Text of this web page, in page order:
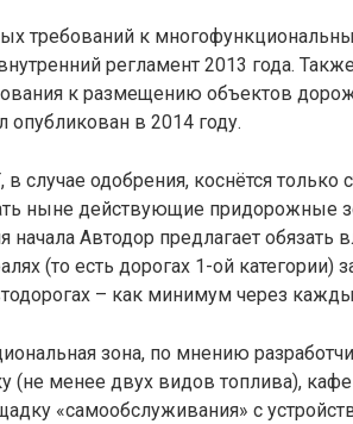
требований к
регламент 2013 года.
к размещению объектов
опубликован в 2014 году.
случае одобрения, коснётся
ныне действующие придорожные
начала Автодор предлагает обязать
(то есть дорогах 1-ой
– как минимум через
зона, по мнению
(не менее двух видов топлива),
«самообслуживания» с